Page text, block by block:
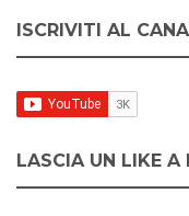
ISCRIVITI AL
LASCIA UN LIKE A